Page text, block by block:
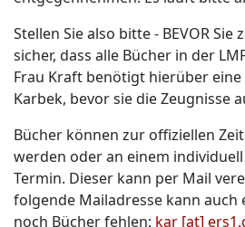
Stellen Sie also bitte - BEVOR Sie
sicher, dass alle Bücher in der
Frau Kraft benötigt hierüber eine
Karbek, bevor sie die Zeugnisse
Bücher können zur offiziellen
werden oder an einem
Termin. Dieser kann per Mail
folgende Mailadresse kann
noch Bücher fehlen: kar [at]